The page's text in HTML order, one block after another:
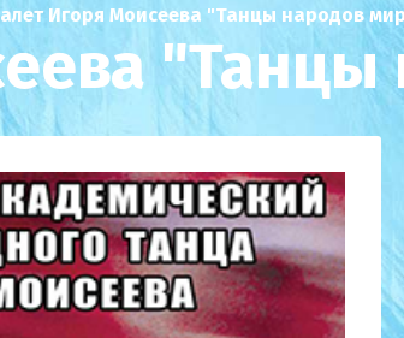
Игоря Моисеева "Танцы народов